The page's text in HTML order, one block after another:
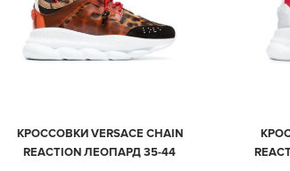
КРОССОВКИ VERSACE CHAIN
REACTION ЛЕОПАРД 35-44